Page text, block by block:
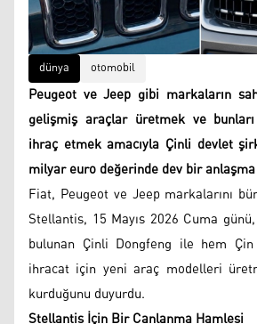
dünya otomobil
Peugeot ve Jeep gibi markaların
gelişmiş araçlar üretmek ve
ihraç etmek amacıyla Çinli devlet
milyar euro değerinde dev bir
Fiat, Peugeot ve Jeep markalarını
Stellantis, 15 Mayıs 2026 Cuma
bulunan Çinli Dongfeng ile hem
ihracat için yeni araç modelleri
kurduğunu duyurdu.
Stellantis İçin Bir Canlanma Hamlesi